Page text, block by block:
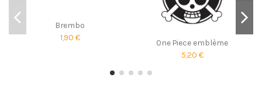
Brembo
1,90 €
One Piece emblème
5,20 €